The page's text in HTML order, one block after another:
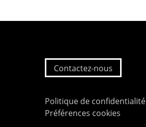
Contactez-nous
Politique de confidentialité
Préférences cookies